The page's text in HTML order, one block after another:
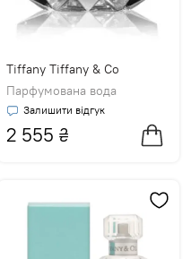
Tiffany Tiffany & Co
Парфумована вода
Залишити відгук
2 555 ₴